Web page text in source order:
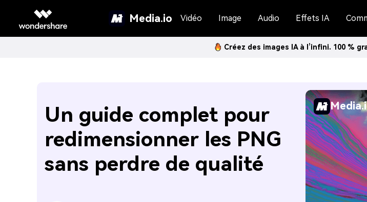
Media.io Vidéo Image Audio Effets IA
Créez des images IA à l’infini. 100 %
Un guide complet pour
redimensionner les PNG
sans perdre de qualité